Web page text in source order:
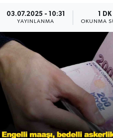
03.07.2025 - 10:31
YAYINLANMA
1 DK
OKUNMA
Yaşam